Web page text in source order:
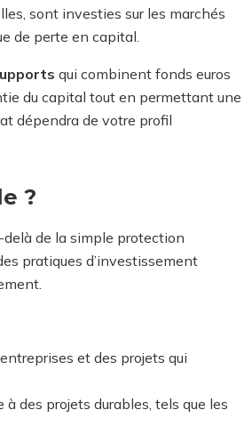
sont investies sur les marchés
de perte en capital.
qui combinent fonds euros
du capital tout en permettant une
dépendra de votre profil
?
delà de la simple protection
pratiques d’investissement
et des projets qui
à des projets durables, tels que les